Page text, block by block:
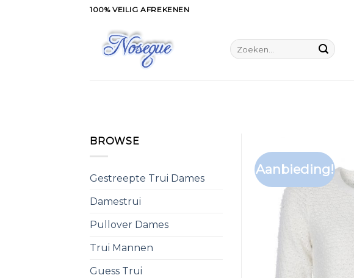
100% VEILIG AFREKENEN
Zoeken
naar:
BROWSE
Gestreepte Trui Dames
Damestrui
Pullover Dames
Trui Mannen
Guess Trui
Aanbieding!